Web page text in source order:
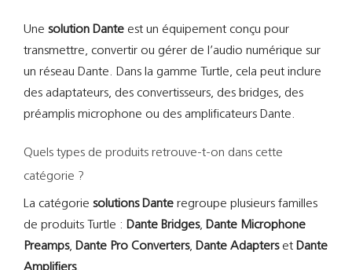
Une solution Dante est un équipement conçu pour
transmettre, convertir ou gérer de l’audio numérique sur
un réseau Dante. Dans la gamme Turtle, cela peut inclure
des adaptateurs, des convertisseurs, des bridges, des
préamplis microphone ou des amplificateurs Dante.
Quels types de produits retrouve-t-on dans cette
catégorie ?
La catégorie solutions Dante regroupe plusieurs familles
de produits Turtle : Dante Bridges, Dante Microphone
Preamps, Dante Pro Converters, Dante Adapterset Dante